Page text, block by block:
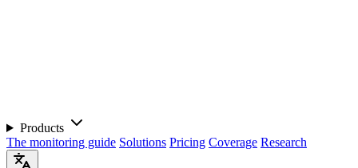
Products
The monitoring guide Solutions Pricing Coverage Research